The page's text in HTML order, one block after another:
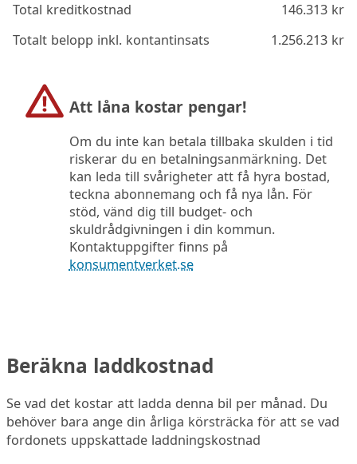
Total kreditkostnad
146.313kr
Totalt belopp inkl. kontantinsats
1.256.213kr
Att låna kostar pengar!
Om du inte kan betala tillbaka skulden i tid
riskerar du en betalningsanmärkning. Det
kan leda till svårigheter att få hyra bostad,
teckna abonnemang och få nya lån. För
stöd, vänd dig till budget- och
skuldrådgivningen i din kommun.
Kontaktuppgifter finns på
konsumentverket.se
Beräkna laddkostnad
Se vad det kostar att ladda denna bil per månad. Du
behöver bara ange din årliga körsträcka för att se vad
fordonets uppskattade laddningskostnad